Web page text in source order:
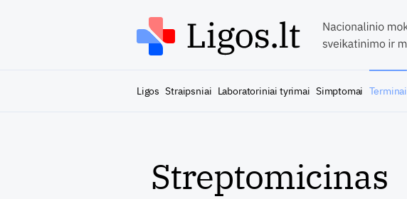
Ligos Straipsniai Laboratoriniai tyrimai Simptomai Terminai
Streptomicinas